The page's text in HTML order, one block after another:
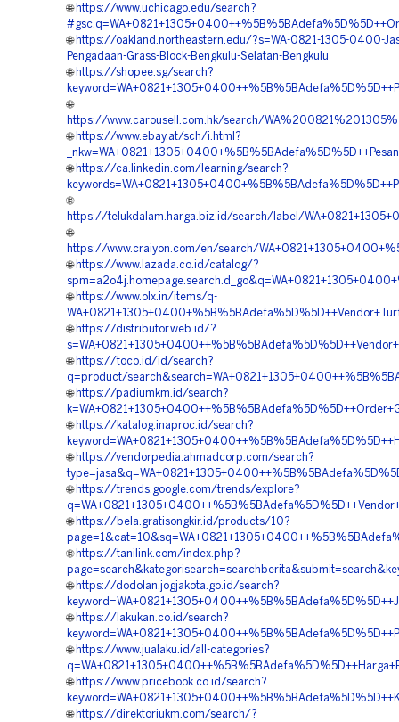
🌐 https://www.uchicago.edu/search?
🌐 https://oakland.northeastern.edu/?s=WA-0821-1305-0400-
Pengadaan-Grass-Block-Bengkulu-Selatan-Bengkulu
🌐 https://shopee.sg/search?
🌐
https://www.carousell.com.hk/search/
🌐 https://www.ebay.at/sch/i.html?
🌐 https://ca.linkedin.com/learning/search?
🌐
https://telukdalam.harga.biz.id/search/label/
🌐
https://www.craiyon.com/en/search/
🌐 https://www.lazada.co.id/catalog/?
🌐 https://www.olx.in/items/q-
🌐 https://distributor.web.id/?
🌐 https://toco.id/id/search?
q=product/
🌐 https://padiumkm.id/search?
🌐 https://katalog.inaproc.id/search?
🌐 https://vendorpedia.ahmadcorp.com/search?
🌐 https://trends.google.com/trends/explore?
🌐 https://bela.gratisongkir.id/products/10?
🌐 https://tanilink.com/index.php?
🌐 https://dodolan.jogjakota.go.id/search?
🌐 https://lakukan.co.id/search?
🌐 https://www.jualaku.id/all-categories?
🌐 https://www.pricebook.co.id/search?
🌐 https://direktoriukm.com/search/?